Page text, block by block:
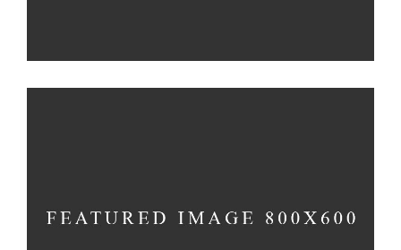
MINI CAKES
Cookies